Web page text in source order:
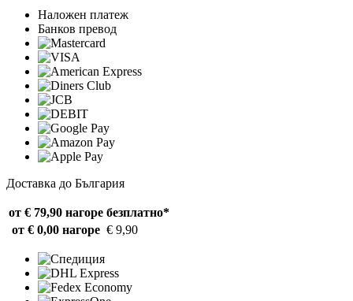
Наложен платеж
Банков превод
Доставка до България
от € 79,90 нагоре безплатно*
от € 0,00 нагоре € 9,90